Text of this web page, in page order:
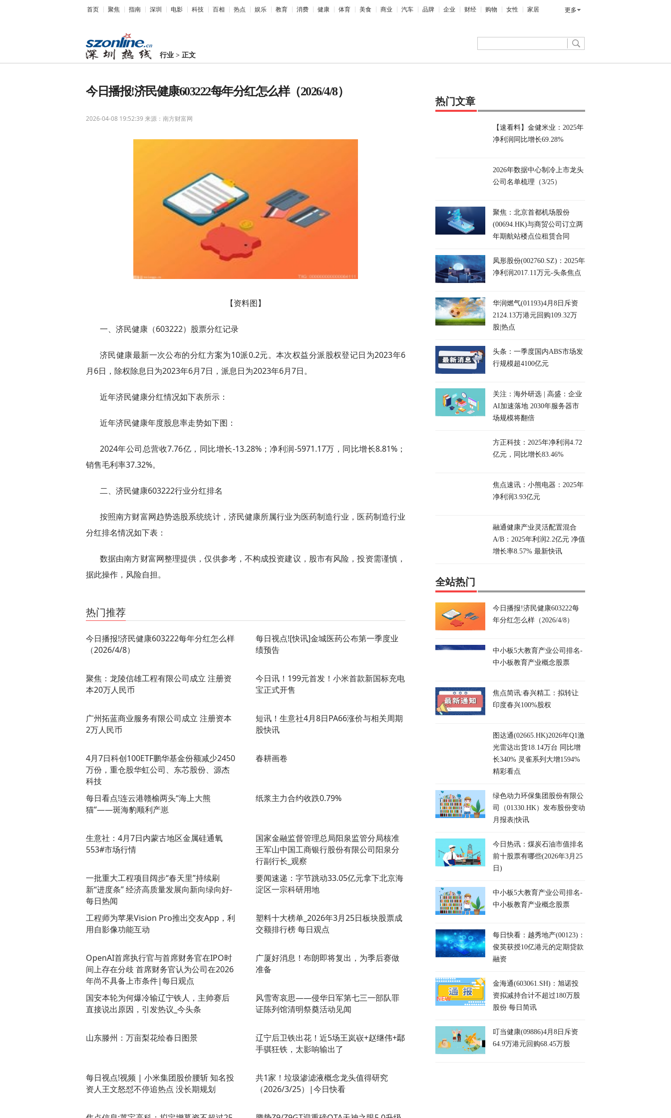
首页 聚焦 指南 深圳 电影 科技 百相 热点 娱乐 教育 消费 健康 体育 美食 商业 汽车 品牌 企业 财经 购物 女性 家居 更多
行业 >正文
今日播报!济民健康603222每年分红怎么样（2026/4/8）
2026-04-08 19:52:39 来源：南方财富网
【资料图】
一、济民健康（603222）股票分红记录
济民健康最新一次公布的分红方案为10派0.2元。本次权益分派股权登记日为2023年6
月6日，除权除息日为2023年6月7日，派息日为2023年6月7日。
近年济民健康分红情况如下表所示：
近年济民健康年度股息率走势如下图：
2024年公司总营收7.76亿，同比增长-13.28%；净利润-5971.17万，同比增长8.81%；
销售毛利率37.32%。
二、济民健康603222行业分红排名
按照南方财富网趋势选股系统统计，济民健康所属行业为医药制造行业，医药制造行业
分红排名情况如下表：
数据由南方财富网整理提供，仅供参考，不构成投资建议，股市有风险，投资需谨慎，
据此操作，风险自担。
热门推荐
今日播报!济民健康603222每年分红怎么样
（2026/4/8）
每日视点![快讯]金城医药公布第一季度业
绩预告
聚焦：龙陵信雄工程有限公司成立 注册资
本20万人民币
今日讯！199元首发！小米首款新国标充电
宝正式开售
广州拓蓝商业服务有限公司成立 注册资本
2万人民币
短讯！生意社4月8日PA66涨价与相关周期
股快讯
4月7日科创100ETF鹏华基金份额减少2450
万份，重仓股华虹公司、东芯股份、源杰
科技
春耕画卷
每日看点!连云港赣榆两头“海上大熊
猫”——斑海豹顺利产崽
纸浆主力合约收跌0.79%
生意社：4月7日内蒙古地区金属硅通氧
553#市场行情
国家金融监督管理总局阳泉监管分局核准
王军山中国工商银行股份有限公司阳泉分
行副行长_观察
一批重大工程项目阔步“春天里”持续刷
新“进度条” 经济高质量发展向新向绿向好-
每日热闻
要闻速递：字节跳动33.05亿元拿下北京海
淀区一宗科研用地
工程师为苹果Vision Pro推出交友App，利
用自影像功能互动
塑料十大榜单_2026年3月25日板块股票成
交额排行榜 每日观点
OpenAI首席执行官与首席财务官在IPO时
间上存在分歧 首席财务官认为公司在2026
年尚不具备上市条件|每日观点
广厦好消息！布朗即将复出，为季后赛做
准备
国安本轮为何爆冷输辽宁铁人，主帅赛后
直接说出原因，引发热议_今头条
风雪寄哀思——侵华日军第七三一部队罪
证陈列馆清明祭奠活动见闻
山东滕州：万亩梨花绘春日图景
辽宁后卫铁出花！近5场王岚嵚+赵继伟+鄢
手骐狂铁，太影响输出了
每日视点!视频 | 小米集团股价腰斩 知名投
资人王文怒怼不停追热点 没长期规划
共1家！垃圾渗滤液概念龙头值得研究
（2026/3/25）|今日快看
热门文章
【速看料】金健米业：2025年
净利润同比增长69.28%
2026年数据中心制冷上市龙头
公司名单梳理（3/25）
聚焦：北京首都机场股份
(00694.HK)与商贸公司订立两
年期航站楼点位租赁合同
凤形股份(002760.SZ)：2025年
净利润2017.11万元-头条焦点
华润燃气(01193)4月8日斥资
2124.13万港元回购109.32万
股|热点
头条：一季度国内ABS市场发
行规模超4100亿元
关注：海外研选 | 高盛：企业
AI加速落地 2030年服务器市
场规模将翻倍
方正科技：2025年净利润4.72
亿元，同比增长83.46%
焦点速讯：小熊电器：2025年
净利润3.93亿元
融通健康产业灵活配置混合
A/B：2025年利润2.2亿元 净值
增长率8.57% 最新快讯
全站热门
今日播报!济民健康603222每
年分红怎么样（2026/4/8）
中小板5大教育产业公司排名-
中小板教育产业概念股票
焦点简讯:春兴精工：拟转让
印度春兴100%股权
图达通(02665.HK)2026年Q1激
光雷达出货18.14万台 同比增
长340% 灵雀系列大增1594%
精彩看点
绿色动力环保集团股份有限公
司（01330.HK）发布股份变动
月报表|快讯
今日热讯：煤炭石油市值排名
前十股票有哪些(2026年3月25
日)
中小板5大教育产业公司排名-
中小板教育产业概念股票
每日快看：越秀地产(00123)：
俊英获授10亿港元的定期贷款
融资
金海通(603061.SH)：旭诺投
资拟减持合计不超过180万股
股份 每日简讯
叮当健康(09886)4月8日斥资
64.9万港元回购68.45万股